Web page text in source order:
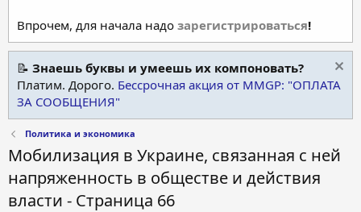
Впрочем, для начала надо зарегистрироваться!
📝 Знаешь буквы и умеешь их компоновать?
Платим. Дорого. Бессрочная акция от MMGP: "ОПЛАТА
ЗА СООБЩЕНИЯ"
Политика и экономика
Мобилизация в Украине, связанная с ней
напряженность в обществе и действия
власти - Страница 66